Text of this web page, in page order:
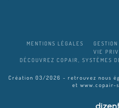
MENTIONS LÉGALES
VIE
DÉCOUVREZ COPAIR, SYSTÈMES
Création 03/2026 - retrouvez nous
et www.copair-